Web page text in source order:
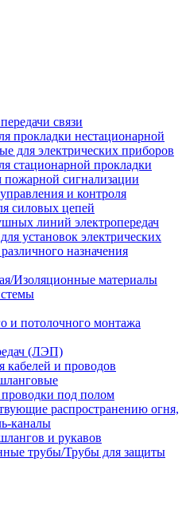
связи
прокладки нестационарной
для электрических приборов
стационарной прокладки
пожарной сигнализации
и контроля
силовых цепей
линий электропередач
установок электрических
назначения
Изоляционные материалы
и потолочного монтажа
(ЛЭП)
кабелей и проводов
под полом
распространению огня,
каналы
и рукавов
трубы/Трубы для защиты